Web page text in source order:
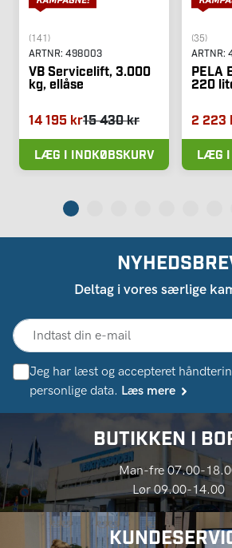
(141)
ARTNR: 498003
VB Servicelift, 3.000
kg, ellåse
14 195 kr15 430 kr
LÆG I INDKØBSKURV
(35)
ARTNR:
PELA
220
2 223
LÆG I
Deltag i vores særlige
Jeg har læst og accepteret
personlige data. Læs mere
BUTIKKEN I
Man-fre 07.00-
Lør 09.00-14.00